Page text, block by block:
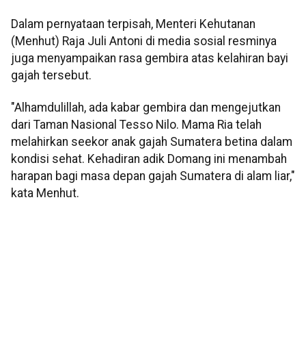
Dalam pernyataan terpisah, Menteri Kehutanan
(Menhut) Raja Juli Antoni di media sosial resminya
juga menyampaikan rasa gembira atas kelahiran bayi
gajah tersebut.
"Alhamdulillah, ada kabar gembira dan mengejutkan
dari Taman Nasional Tesso Nilo. Mama Ria telah
melahirkan seekor anak gajah Sumatera betina dalam
kondisi sehat. Kehadiran adik Domang ini menambah
harapan bagi masa depan gajah Sumatera di alam liar,"
kata Menhut.